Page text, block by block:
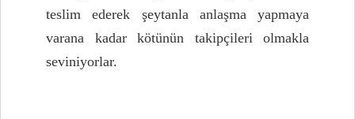
teslim ederek şeytanla anlaşma yapmaya
varana kadar kötünün takipçileri olmakla
seviniyorlar.